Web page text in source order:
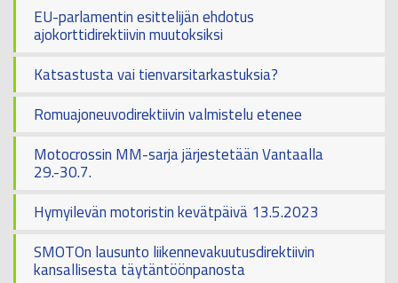
EU-parlamentin esittelijän ehdotus
ajokorttidirektiivin muutoksiksi
Katsastusta vai tienvarsitarkastuksia?
Romuajoneuvodirektiivin valmistelu etenee
Motocrossin MM-sarja järjestetään Vantaalla
29.-30.7.
Hymyilevän motoristin kevätpäivä 13.5.2023
SMOTOn lausunto liikennevakuutusdirektiivin
kansallisesta täytäntöönpanosta